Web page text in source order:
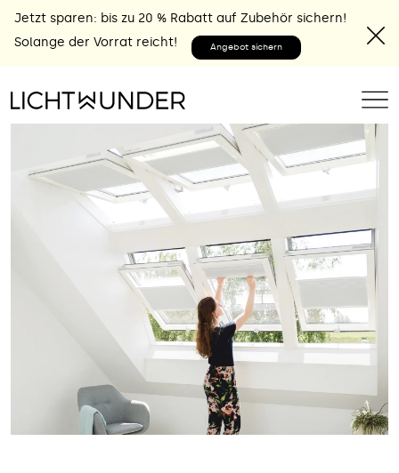
Jetzt sparen: bis zu 20 % Rabatt auf Zubehör sichern!
Solange der Vorrat reicht!
Angebot sichern